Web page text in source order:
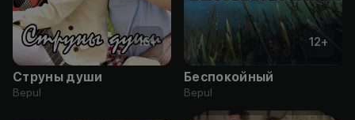
16+
Струны души
Bepul
12+
Беспокойный
Bepul